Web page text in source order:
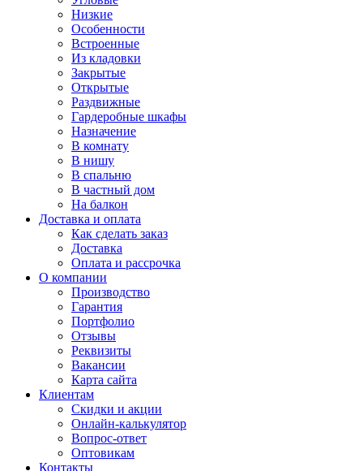
Низкие
Особенности
Встроенные
Из кладовки
Закрытые
Открытые
Раздвижные
Гардеробные шкафы
Назначение
В комнату
В нишу
В спальню
В частный дом
На балкон
Доставка и оплата
Как сделать заказ
Доставка
Оплата и рассрочка
О компании
Производство
Гарантия
Портфолио
Отзывы
Реквизиты
Вакансии
Карта сайта
Клиентам
Скидки и акции
Онлайн-калькулятор
Вопрос-ответ
Оптовикам
Контакты